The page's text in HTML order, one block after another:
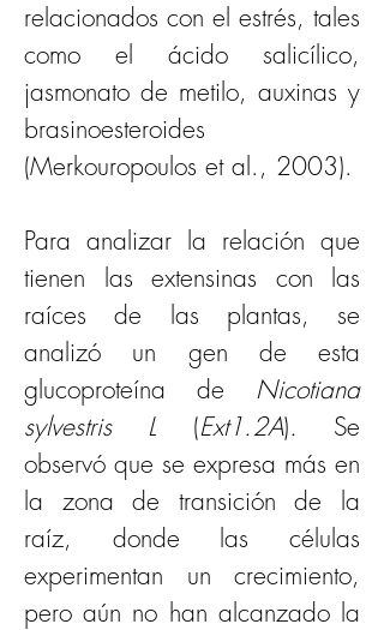
relacionados con el estrés, tales
como el ácido salicílico,
jasmonato de metilo, auxinas y
brasinoesteroides
(Merkouropoulos et al., 2003).
Para analizar la relación que
tienen las extensinas con las
raíces de las plantas, se
analizó un gen de esta
glucoproteína de Nicotiana
sylvestris L (Ext1.2A). Se
observó que se expresa más en
la zona de transición de la
raíz, donde las células
experimentan un crecimiento,
pero aún no han alcanzado la